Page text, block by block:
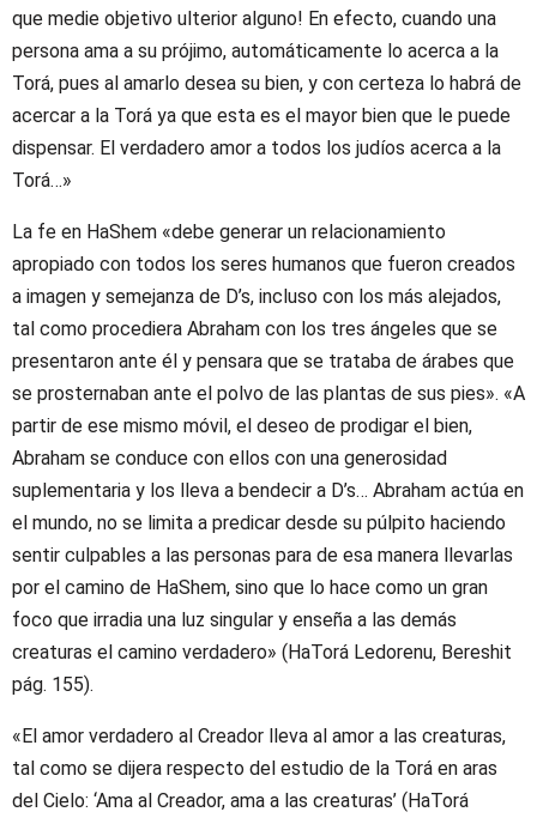
que medie objetivo ulterior alguno! En efecto, cuando una
persona ama a su prójimo, automáticamente lo acerca a la
Torá, pues al amarlo desea su bien, y con certeza lo habrá de
acercar a la Torá ya que esta es el mayor bien que le puede
dispensar. El verdadero amor a todos los judíos acerca a la
Torá…»
La fe en HaShem «debe generar un relacionamiento
apropiado con todos los seres humanos que fueron creados
a imagen y semejanza de D’s, incluso con los más alejados,
tal como procediera Abraham con los tres ángeles que se
presentaron ante él y pensara que se trataba de árabes que
se prosternaban ante el polvo de las plantas de sus pies». «A
partir de ese mismo móvil, el deseo de prodigar el bien,
Abraham se conduce con ellos con una generosidad
suplementaria y los lleva a bendecir a D’s… Abraham actúa en
el mundo, no se limita a predicar desde su púlpito haciendo
sentir culpables a las personas para de esa manera llevarlas
por el camino de HaShem, sino que lo hace como un gran
foco que irradia una luz singular y enseña a las demás
creaturas el camino verdadero» (HaTorá Ledorenu, Bereshit
pág. 155).
«El amor verdadero al Creador lleva al amor a las creaturas,
tal como se dijera respecto del estudio de la Torá en aras
del Cielo: ‘Ama al Creador, ama a las creaturas’ (HaTorá